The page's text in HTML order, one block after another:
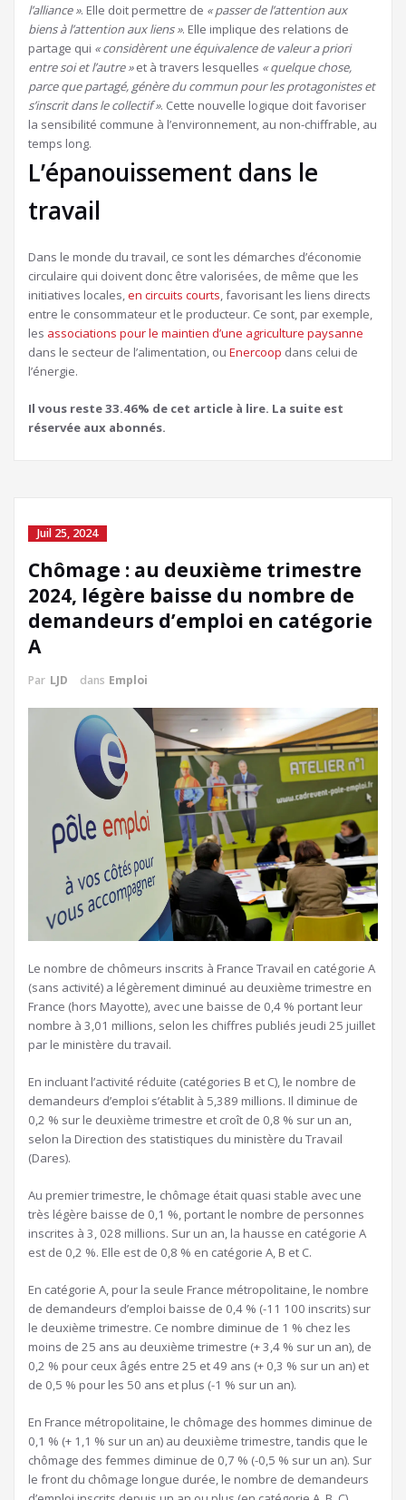
l’alliance ». Elle doit permettre de « passer de l’attention aux
biens à l’attention aux liens ». Elle implique des relations de
partage qui « considèrent une équivalence de valeur a priori
entre soi et l’autre »et à travers lesquelles « quelque chose,
parce que partagé, génère du commun pour les protagonistes et
s’inscrit dans le collectif ». Cette nouvelle logique doit favoriser
la sensibilité commune à l’environnement, au non-chiffrable, au
temps long.
L’épanouissement dans le
travail
Dans le monde du travail, ce sont les démarches d’économie
circulaire qui doivent donc être valorisées, de même que les
initiatives locales,en circuits courts, favorisant les liens directs
entre le consommateur et le producteur. Ce sont, par exemple,
les associations pour le maintien d’une agriculture paysanne
dans le secteur de l’alimentation, ou Enercoop dans celui de
l’énergie.
Il vous reste 33.46% de cet article à lire. La suite est
réservée aux abonnés.
Juil 25, 2024
Chômage : au deuxième trimestre
2024, légère baisse du nombre de
demandeurs d’emploi en catégorie
A
Par LJD dans Emploi
Le nombre de chômeurs inscrits à France Travail en catégorie A
(sans activité) a légèrement diminué au deuxième trimestre en
France (hors Mayotte), avec une baisse de 0,4 % portant leur
nombre à 3,01 millions, selon les chiffres publiés jeudi 25 juillet
par le ministère du travail.
En incluant l’activité réduite (catégories B et C), le nombre de
demandeurs d’emploi s’établit à 5,389 millions. Il diminue de
0,2 % sur le deuxième trimestre et croît de 0,8 % sur un an,
selon la Direction des statistiques du ministère du Travail
(Dares).
Au premier trimestre, le chômage était quasi stable avec une
très légère baisse de 0,1 %, portant le nombre de personnes
inscrites à 3, 028 millions. Sur un an, la hausse en catégorie A
est de 0,2 %. Elle est de 0,8 % en catégorie A, B et C.
En catégorie A, pour la seule France métropolitaine, le nombre
de demandeurs d’emploi baisse de 0,4 % (-11 100 inscrits) sur
le deuxième trimestre. Ce nombre diminue de 1 % chez les
moins de 25 ans au deuxième trimestre (+ 3,4 % sur un an), de
0,2 % pour ceux âgés entre 25 et 49 ans (+ 0,3 % sur un an) et
de 0,5 % pour les 50 ans et plus (-1 % sur un an).
En France métropolitaine, le chômage des hommes diminue de
0,1 % (+ 1,1 % sur un an) au deuxième trimestre, tandis que le
chômage des femmes diminue de 0,7 % (-0,5 % sur un an). Sur
le front du chômage longue durée, le nombre de demandeurs